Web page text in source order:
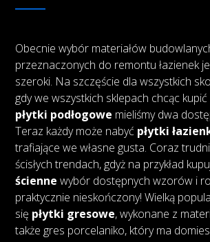
Obecnie wybór materiałów
przeznaczonych do remontu łazienek
szeroki. Na szczęście dla wszystkich
gdy we wszystkich sklepach chcąc kupić
płytki podłogowe mieliśmy dwa
Teraz każdy może nabyć płytki
trafiające we własne gusta. Coraz
ścisłych trendach, gdyż na przykład
ścienne wybór dostępnych wzorów i
praktycznie nieskończony! Wielką
się płytki gresowe, wykonane z
także gres porcelaniko, który ma